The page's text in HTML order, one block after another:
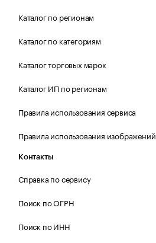
Каталог по регионам
Каталог по категориям
Каталог торговых марок
Каталог ИП по регионам
Правила использования сервиса
Правила использования изображений
Контакты
Справка по сервису
Поиск по ОГРН
Поиск по ИНН